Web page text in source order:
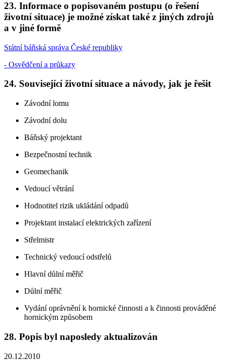
23. Informace o popisovaném postupu (o řešení
životní situace) je možné získat také z jiných zdrojů
a v jiné formě
Státní báňská správa České republiky
- Osvědčení a průkazy
24. Související životní situace a návody, jak je řešit
Závodní lomu
Závodní dolu
Báňský projektant
Bezpečnostní technik
Geomechanik
Vedoucí větrání
Hodnotitel rizik ukládání odpadů
Projektant instalací elektrických zařízení
Střelmistr
Technický vedoucí odstřelů
Hlavní důlní měřič
Důlní měřič
Vydání oprávnění k hornické činnosti a k činnosti prováděné
hornickým způsobem
28. Popis byl naposledy aktualizován
20.12.2010